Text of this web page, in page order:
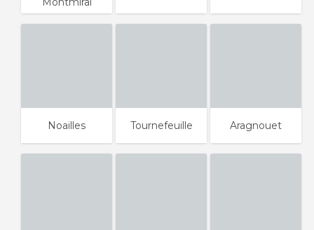
Noailles Tournefeuille Aragnouet